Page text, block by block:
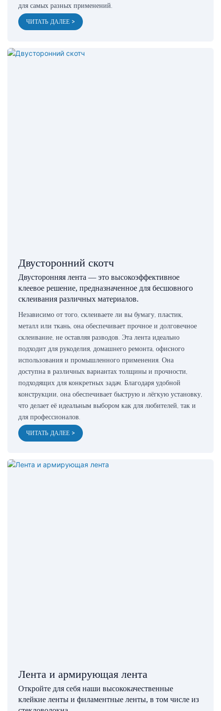
для самых разных применений.
ЧИТАТЬ ДАЛЕЕ >
Двусторонний скотч
Двусторонняя лента — это высокоэффективное
клеевое решение, предназначенное для бесшовного
склеивания различных материалов.
Независимо от того, склеиваете ли вы бумагу, пластик,
металл или ткань, она обеспечивает прочное и долговечное
склеивание, не оставляя разводов. Эта лента идеально
подходит для рукоделия, домашнего ремонта, офисного
использования и промышленного применения. Она
доступна в различных вариантах толщины и прочности,
подходящих для конкретных задач. Благодаря удобной
конструкции, она обеспечивает быструю и лёгкую установку,
что делает её идеальным выбором как для любителей, так и
для профессионалов.
ЧИТАТЬ ДАЛЕЕ >
Лента и армирующая лента
Откройте для себя наши высококачественные
клейкие ленты и филаментные ленты, в том числе из